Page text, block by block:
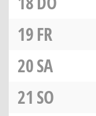
19FR
20SA
21 SO